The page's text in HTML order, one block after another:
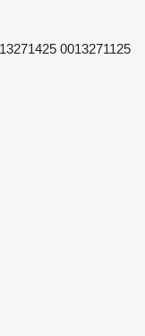
0013271125